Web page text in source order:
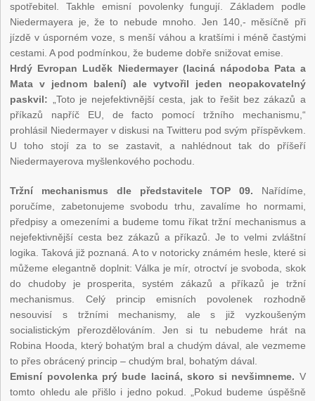
spotřebitel. Takhle emisní povolenky fungují. Základem podle
Niedermayera je, že to nebude mnoho. Jen 140,- měsíčně při
jízdě v úsporném voze, s menší váhou a kratšími i méně častými
cestami. A pod podmínkou, že budeme dobře snižovat emise.
Hrdý Evropan Luděk Niedermayer (laciná nápodoba Pata a
Mata v jednom balení) ale vytvořil jeden neopakovatelný
paskvil: „Toto je nejefektivnější cesta, jak to řešit bez zákazů a
příkazů napříč EU, de facto pomocí tržního mechanismu,“
prohlásil Niedermayer v diskusi na Twitteru pod svým příspěvkem.
U toho stojí za to se zastavit, a nahlédnout tak do příšeří
Niedermayerova myšlenkového pochodu.
Tržní mechanismus dle představitele TOP 09. Nařídíme,
poručíme, zabetonujeme svobodu trhu, zavalíme ho normami,
předpisy a omezeními a budeme tomu říkat tržní mechanismus a
nejefektivnější cesta bez zákazů a příkazů. Je to velmi zvláštní
logika. Taková již poznaná. A to v notoricky známém hesle, které si
můžeme elegantně doplnit: Válka je mír, otroctví je svoboda, skok
do chudoby je prosperita, systém zákazů a příkazů je tržní
mechanismus. Celý princip emisních povolenek rozhodně
nesouvisí s tržními mechanismy, ale s již vyzkoušeným
socialistickým přerozdělováním. Jen si tu nebudeme hrát na
Robina Hooda, který bohatým bral a chudým dával, ale vezmeme
to přes obrácený princip – chudým bral, bohatým dával.
Emisní povolenka prý bude laciná, skoro si nevšimneme. V
tomto ohledu ale přišlo i jedno pokud. „Pokud budeme úspěšně